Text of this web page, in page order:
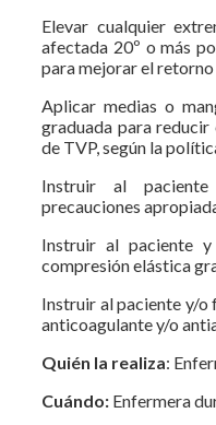
Elevar cualquier
afectada 20º o más
para mejorar el retorno
Aplicar medias o
graduada para
de TVP, según la
Instruir al
precauciones
Instruir al paciente
compresión elástica
Instruir al paciente y/o
anticoagulante y/o
Quién la realiza:
Cuándo: Enfermera